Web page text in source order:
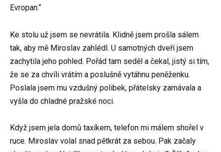
Evropan.“
Ke stolu už jsem se nevrátila. Klidně jsem prošla sálem
tak, aby mě Miroslav zahlédl. U samotných dveří jsem
zachytila jeho pohled. Pořád tam seděl a čekal, jistý si tím,
že se za chvíli vrátím a poslušně vytáhnu peněženku.
Poslala jsem mu vzdušný polibek, přátelsky zamávala a
vyšla do chladné pražské noci.
Když jsem jela domů taxíkem, telefon mi málem shořel v
ruce. Miroslav volal snad pětkrát za sebou. Pak začaly